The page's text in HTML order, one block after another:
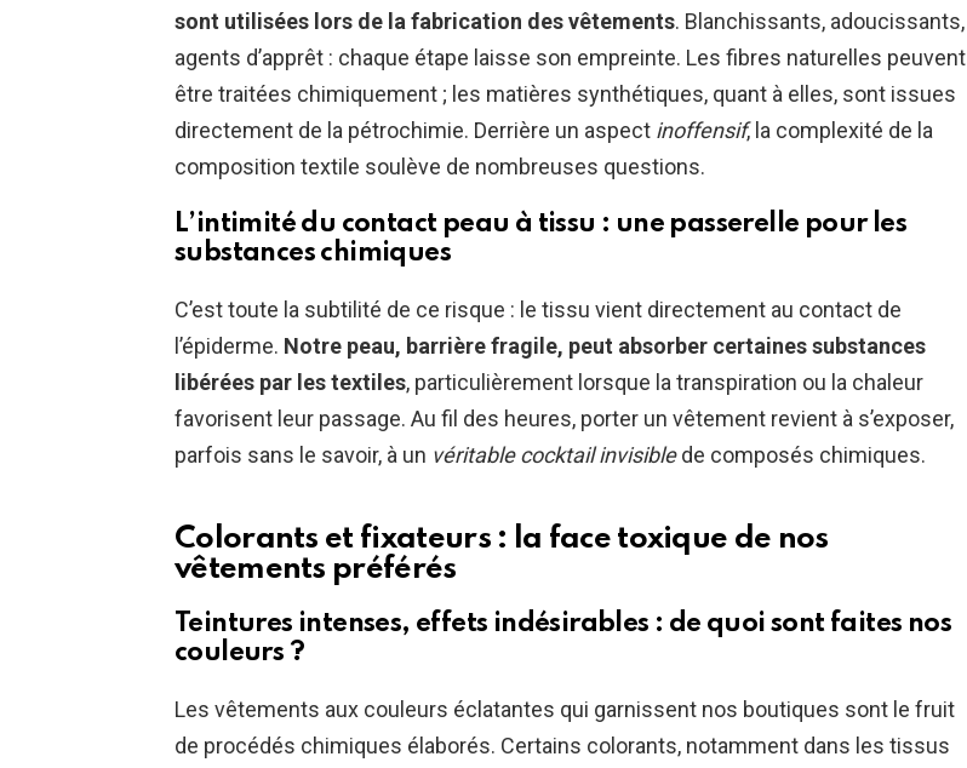
sont utilisées lors de la fabrication des vêtements. Blanchissants, adoucissants,
agents d’apprêt : chaque étape laisse son empreinte. Les fibres naturelles peuvent
être traitées chimiquement ; les matières synthétiques, quant à elles, sont issues
directement de la pétrochimie. Derrière un aspect inoffensif, la complexité de la
composition textile soulève de nombreuses questions.
L’intimité du contact peau à tissu : une passerelle pour les
substances chimiques
C’est toute la subtilité de ce risque : le tissu vient directement au contact de
l’épiderme. Notre peau, barrière fragile, peut absorber certaines substances
libérées par les textiles, particulièrement lorsque la transpiration ou la chaleur
favorisent leur passage. Au fil des heures, porter un vêtement revient à s’exposer,
parfois sans le savoir, à un véritable cocktail invisiblede composés chimiques.
Colorants et fixateurs : la face toxique de nos
vêtements préférés
Teintures intenses, effets indésirables : de quoi sont faites nos
couleurs ?
Les vêtements aux couleurs éclatantes qui garnissent nos boutiques sont le fruit
de procédés chimiques élaborés. Certains colorants, notamment dans les tissus